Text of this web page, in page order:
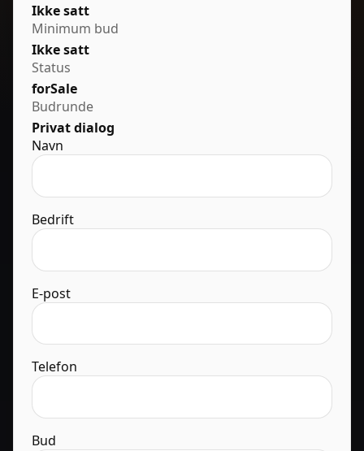
Ikke satt
Minimum bud
Ikke satt
Status
forSale
Budrunde
Privat dialog
Navn
Bedrift
E-post
Telefon
Bud